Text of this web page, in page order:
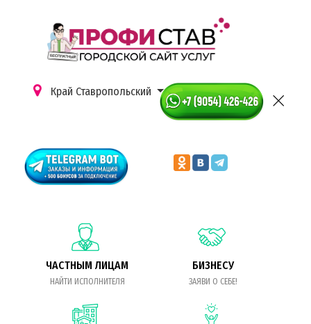
Край Ставропольский
ЧАСТНЫМ ЛИЦАМ
НАЙТИ ИСПОЛНИТЕЛЯ
БИЗНЕСУ
ЗАЯВИ О СЕБЕ!